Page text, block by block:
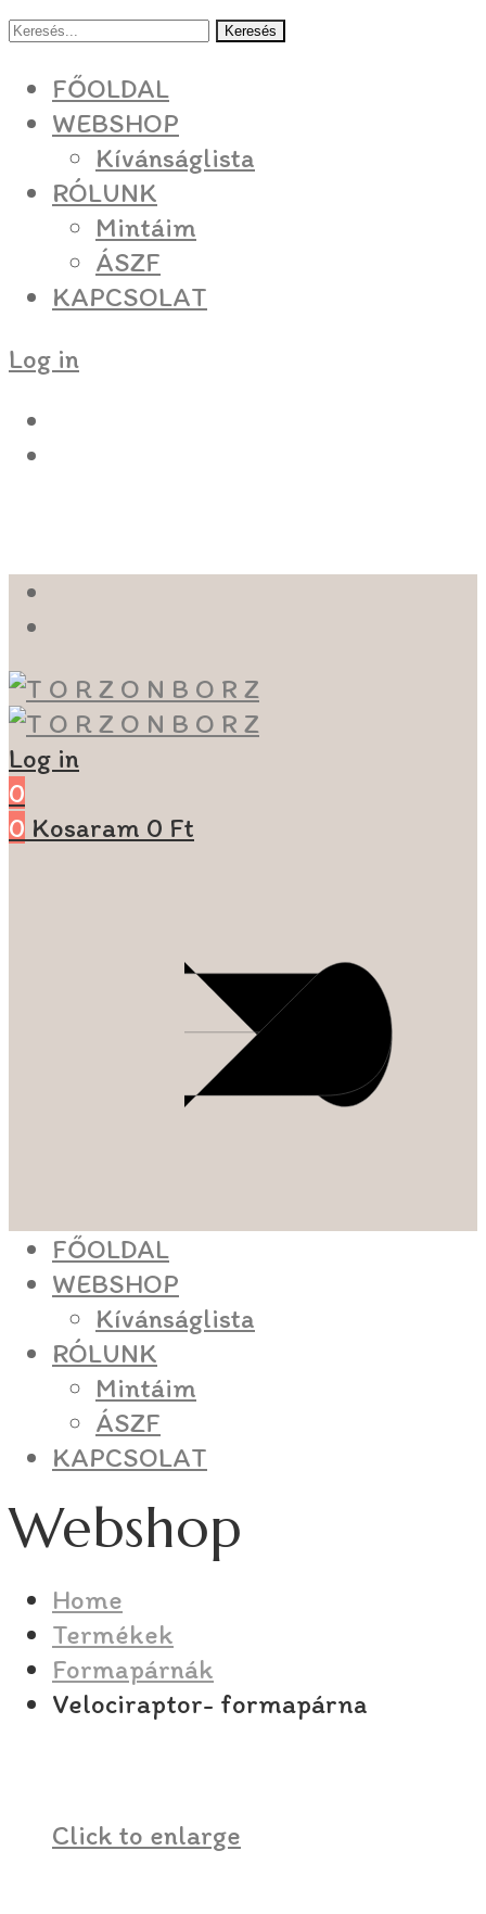
Keresés
FŐOLDAL
WEBSHOP
Kívánságlista
RÓLUNK
Mintáim
ÁSZF
KAPCSOLAT
Log in
Log in
0
0 Kosaram 0 Ft
FŐOLDAL
WEBSHOP
Kívánságlista
RÓLUNK
Mintáim
ÁSZF
KAPCSOLAT
Webshop
Home
Termékek
Formapárnák
Velociraptor- formapárna
Click to enlarge